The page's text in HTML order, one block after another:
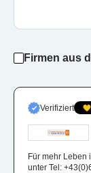
Firmen aus
Verifiziert
Für mehr Leben
unter Tel: